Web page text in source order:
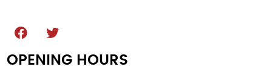
OPENING HOURS